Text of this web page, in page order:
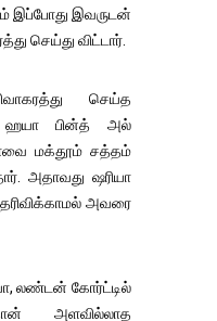
இப்போது இவருடன்
செய்து விட்டார்.
செய்த
ஹயா பின்த் அல்
மக்தூம் சத்தம்
அதாவது ஷரியா
அவரை
லண்டன் கோர்ட்டில்
அளவில்லாத